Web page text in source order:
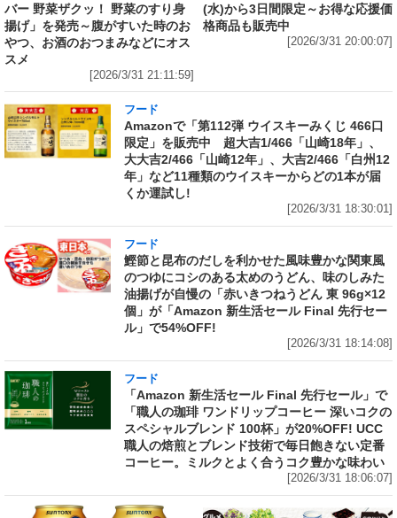
バー 野菜ザクッ！ 野菜のすり身
揚げ」を発売～腹がすいた時のお
やつ、お酒のおつまみなどにオス
スメ
[2026/3/31 21:11:59]
(水)から3日間限定～お得な応援価
格商品も販売中
[2026/3/31 20:00:07]
フード
Amazonで「第112弾 ウイスキーみくじ 466口
限定」を販売中 超大吉1/466「山崎18年」、
大大吉2/466「山崎12年」、大吉2/466「白州12
年」など11種類のウイスキーからどの1本が届
くか運試し!
[2026/3/31 18:30:01]
フード
鰹節と昆布のだしを利かせた風味豊かな関東風
のつゆにコシのある太めのうどん、味のしみた
油揚げが自慢の「赤いきつねうどん 東 96g×12
個」が「Amazon 新生活セール Final 先行セー
ル」で54%OFF!
[2026/3/31 18:14:08]
フード
「Amazon 新生活セール Final 先行セール」で
「職人の珈琲 ワンドリップコーヒー 深いコクの
スペシャルブレンド 100杯」が20%OFF! UCC
職人の焙煎とブレンド技術で毎日飽きない定番
コーヒー。ミルクとよく合うコク豊かな味わい
[2026/3/31 18:06:07]